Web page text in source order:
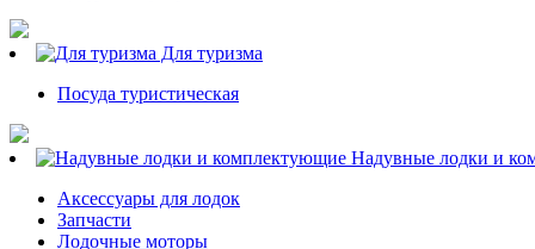
Для туризма
Посуда туристическая
Надувные лодки и
Аксессуары для лодок
Запчасти
Лодочные моторы